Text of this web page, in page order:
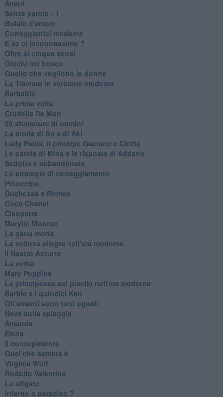
Amori
Senza parole - 1
Bufale d'amore
Corteggiatrici moderne
E se ci incontrassimo ?
Oltre ai cinque sensi
Giochi nel bosco
Quello che vogliono le donne
La Traviata in versione moderna
Barbablù
La prima volta
Crudelia De Mon
50 sfumature di uomini
La storia di Ao e di Aki
Lady Paola, il principe Gaetano e Cinzia
Le parole di Mina e le risposte di Adriano
Sedotta e abbandonata
Le strategie di corteggiamento
Pinocchio
Duchessa e Romeo
Coco Chanel
Cleopatra
Marylin Monroe
La gatta morta
La vedova allegra nell'era moderna
​Il Nastro Azzurro
La verità
Mary Poppins
La principessa sul pisello nell'era moderna
Barbie e i quindici Ken
Gli amanti sono tutti uguali
Neve sulla spiaggia
Amanda
Elena
Il concepimento
Quel che sembra è
Virginia Wolf
Rodolfo Valentino
Lo sfigato
Inferno o paradiso ?